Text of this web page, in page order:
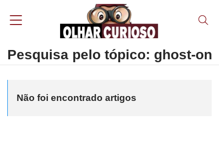
Pesquisa pelo tópico: ghost-on
Não foi encontrado artigos